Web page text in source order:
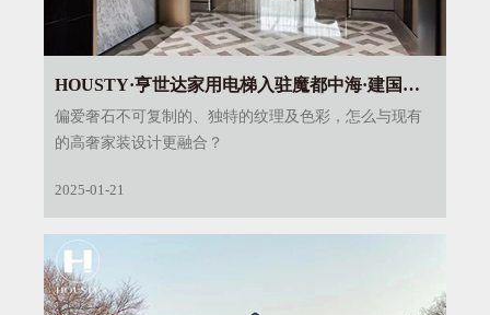
HOUSTY·亨世达家用电梯入驻魔都中海·建国
里，创新高定奢石之美！
偏爱奢石不可复制的、独特的纹理及色彩，怎么与现有
的高奢家装设计更融合？
2025-01-21